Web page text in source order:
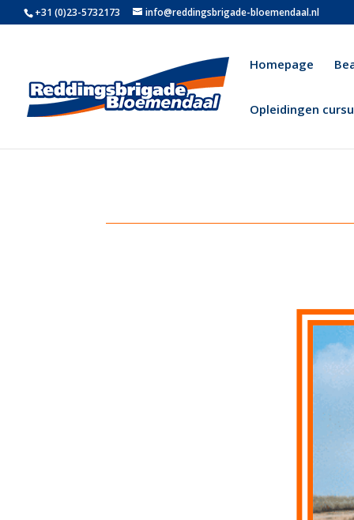
+31 (0)23-5732173 info@reddingsbrigade-bloemendaal.nl
Homepage
Opleidingen